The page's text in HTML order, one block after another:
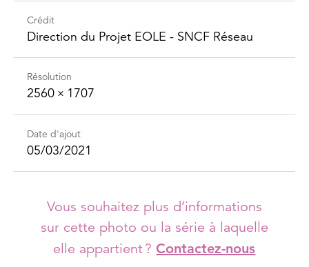
Crédit
Direction du Projet EOLE - SNCF Réseau
Résolution
2560 × 1707
Date d'ajout
05/03/2021
Vous souhaitez plus d’informations
sur cette photo ou la série à laquelle
elle appartient ? Contactez-nous